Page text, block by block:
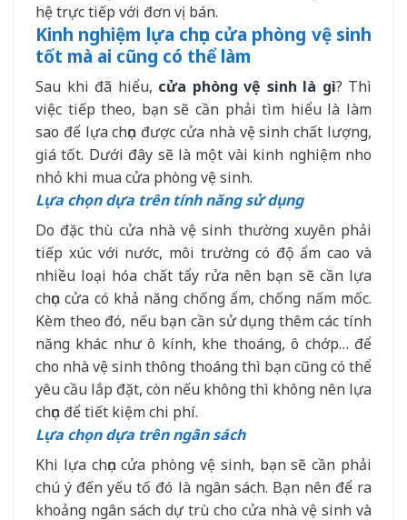
hệ trực tiếp với đơn vị bán.
Kinh nghiệm lựa chọn cửa phòng vệ sinh
tốt mà ai cũng có thể làm
Sau khi đã hiểu, cửa phòng vệ sinh là gì? Thì
việc tiếp theo, bạn sẽ cần phải tìm hiểu là làm
sao để lựa chọn được cửa nhà vệ sinh chất lượng,
giá tốt. Dưới đây sẽ là một vài kinh nghiệm nho
nhỏ khi mua cửa phòng vệ sinh.
Lựa chọn dựa trên tính năng sử dụng
Do đặc thù cửa nhà vệ sinh thường xuyên phải
tiếp xúc với nước, môi trường có độ ẩm cao và
nhiều loại hóa chất tẩy rửa nên bạn sẽ cần lựa
chọn cửa có khả năng chống ẩm, chống nấm mốc.
Kèm theo đó, nếu bạn cần sử dụng thêm các tính
năng khác như ô kính, khe thoáng, ô chớp… để
cho nhà vệ sinh thông thoáng thì bạn cũng có thể
yêu cầu lắp đặt, còn nếu không thì không nên lựa
chọn để tiết kiệm chi phí.
Lựa chọn dựa trên ngân sách
Khi lựa chọn cửa phòng vệ sinh, bạn sẽ cần phải
chú ý đến yếu tố đó là ngân sách. Bạn nên để ra
khoảng ngân sách dự trù cho cửa nhà vệ sinh và